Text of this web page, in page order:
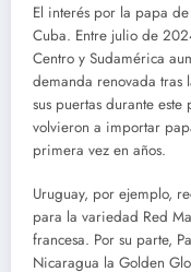
El interés por la papa
Cuba. Entre julio de
Centro y Sudamérica
demanda renovada tras
sus puertas durante
volvieron a importar
primera vez en años.
Uruguay, por ejemplo,
para la variedad Red
francesa. Por su parte,
Nicaragua la Golden